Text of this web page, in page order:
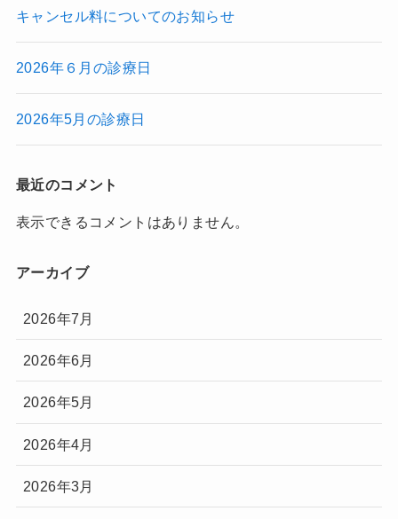
キャンセル料についてのお知らせ
2026年６月の診療日
2026年5月の診療日
最近のコメント
表示できるコメントはありません。
アーカイブ
2026年7月
2026年6月
2026年5月
2026年4月
2026年3月